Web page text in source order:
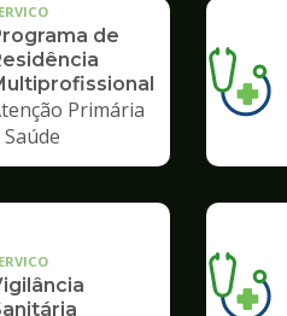
de
Primária
Saúde